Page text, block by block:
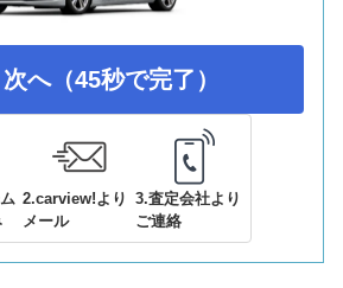
次へ（45秒で完了）
2.carview!より
メール
3.査定会社より
ご連絡